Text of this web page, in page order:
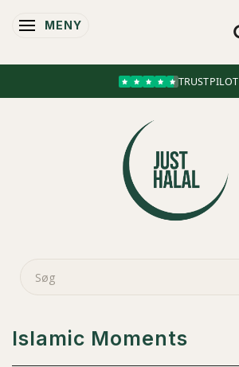
ÄNDRA NAVIGERING
MENY
TRUSTPILOT
Islamic Moments